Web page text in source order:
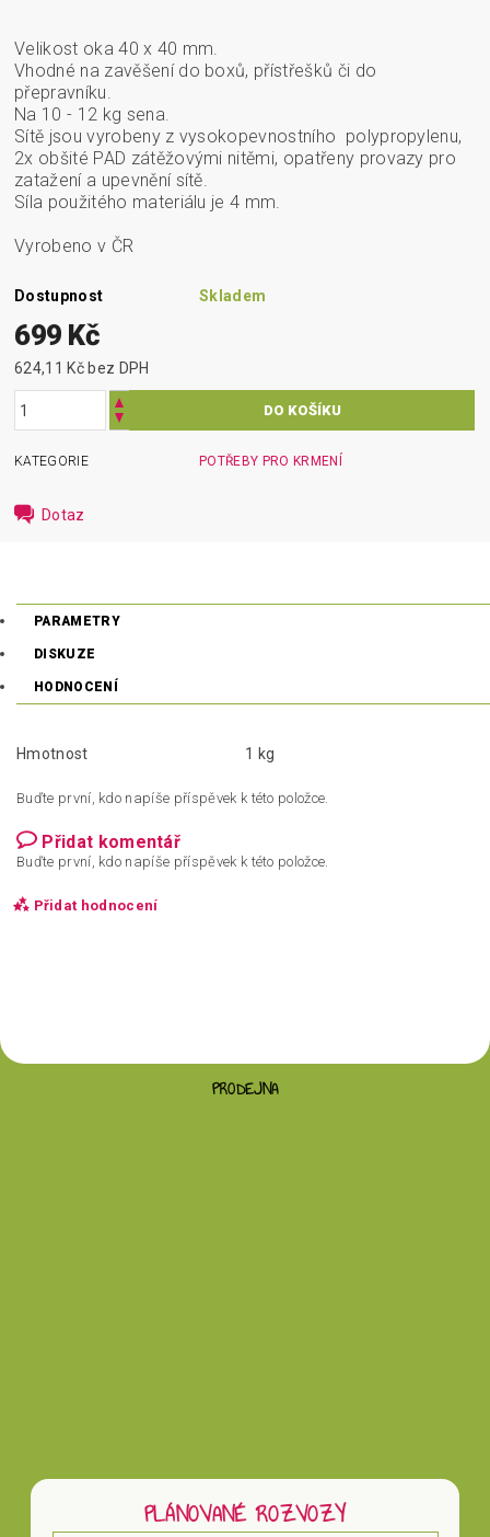
Velikost oka 40 x 40 mm.
Vhodné na zavěšení do boxů, přístřešků či do
přepravníku.
Na 10 - 12 kg sena.
Sítě jsou vyrobeny z vysokopevnostního polypropylenu,
2x obšité PAD zátěžovými nitěmi, opatřeny provazy pro
zatažení a upevnění sítě.
Síla použitého materiálu je 4 mm.
Vyrobeno v ČR
Dostupnost Skladem
699 Kč
624,11 Kč bez DPH
KATEGORIE POTŘEBY PRO KRMENÍ
Dotaz
PARAMETRY
DISKUZE
HODNOCENÍ
Hmotnost 1 kg
Buďte první, kdo napíše příspěvek k této položce.
Přidat komentář
Buďte první, kdo napíše příspěvek k této položce.
Přidat hodnocení
PRODEJNA
PLÁNOVANÉ ROZVOZY